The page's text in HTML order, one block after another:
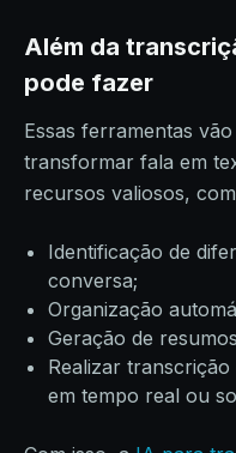
Além da
pode fazer
Essas ferramentas
transformar fala em
recursos valiosos,
Identificação de
conversa;
Organização
Geração de
Realizar
em tempo real ou